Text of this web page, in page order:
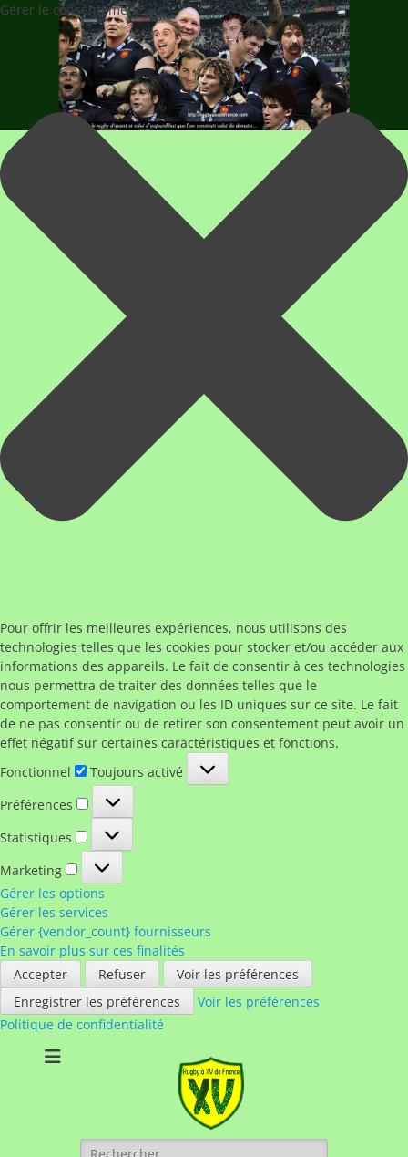
Gérer le consentement
Pour offrir les meilleures expériences, nous utilisons des
technologies telles que les cookies pour stocker et/ou accéder aux
informations des appareils. Le fait de consentir à ces technologies
nous permettra de traiter des données telles que le
comportement de navigation ou les ID uniques sur ce site. Le fait
de ne pas consentir ou de retirer son consentement peut avoir un
effet négatif sur certaines caractéristiques et fonctions.
Fonctionnel
Toujours activé
Préférences
Statistiques
Marketing
Gérer les options
Gérer les services
Gérer {vendor_count} fournisseurs
En savoir plus sur ces finalités
Accepter
Refuser
Voir les préférences
Enregistrer les préférences
Voir les préférences
Politique de confidentialité
Rugby à XV de
Rechercher :